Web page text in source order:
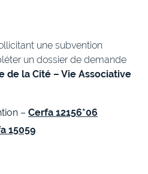
une subvention
un dossier de demande
de la Cité – Vie Associative
– Cerfa 12156*06
15059